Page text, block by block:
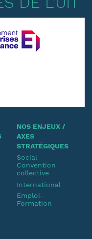
NOS ENJEUX /
AXES
STRATÉGIQUES
Social
Convention
collective
International
Emploi-
Formation